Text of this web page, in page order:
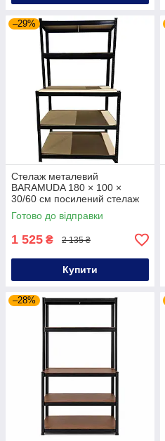
–29%
Стелаж металевий
BARAMUDA 180 × 100 ×
30/60 см посилений стелаж
725 кг стелаж розбірний для
інструментів
Готово до відправки
1 525 ₴ 2 135 ₴
Купити
–28%